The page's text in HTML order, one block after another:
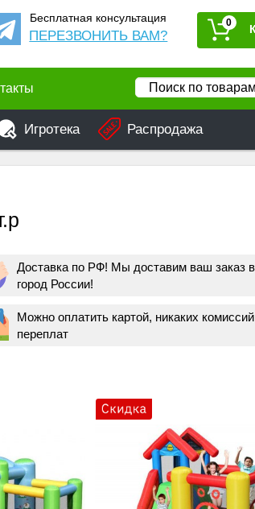
Бесплатная консультация
ПЕРЕЗВОНИТЬ ВАМ?
0
Игротека Распродажа
Доставка по РФ! Мы доставим ваш заказ
город России!
Можно оплатить картой, никаких
переплат